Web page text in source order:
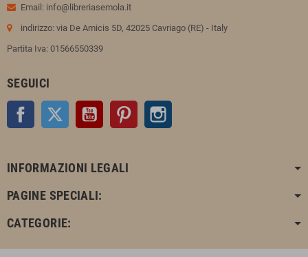
Email: info@libreriasemola.it
indirizzo: via De Amicis 5D, 42025 Cavriago (RE) - Italy
Partita Iva: 01566550339
SEGUICI
Facebook Twitter YouTube Pinterest
INFORMAZIONI LEGALI
PAGINE SPECIALI:
CATEGORIE: